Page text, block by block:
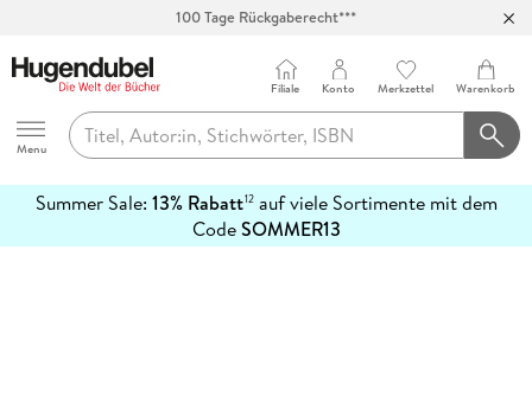
100 Tage Rückgaberecht***
Hugendubel
Menu
Filiale Konto Merkzettel Warenkorb
Summer Sale: 13% Rabatt12auf viele Sortimente mit dem
CodeSOMMER13
erfahren